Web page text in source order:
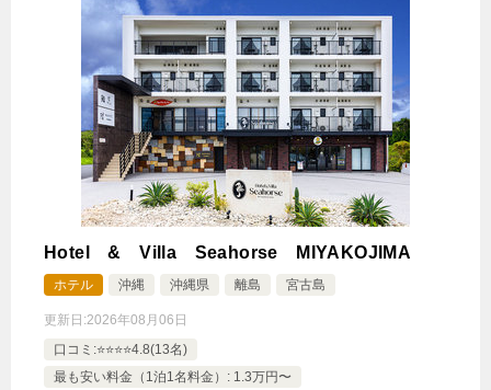
禁煙ルーム
コンパクトルーム
1泊大人1名合計（税込）
5,000円
【選べるお部屋と価格】
5,000円コンパクトルーム
5,800円 スタンダードダブル
Hotel & Villa Seahorse MIYAKOJIMA
ホテル 沖縄 沖縄県 離島 宮古島
更新日:2026年08月06日
口コミ:⭐️⭐️⭐️⭐️4.8(13名)
最も安い料金（1泊1名料金）: 1.3万円〜